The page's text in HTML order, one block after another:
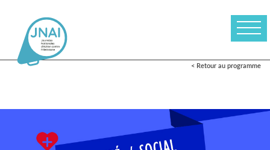
< Retour au programme